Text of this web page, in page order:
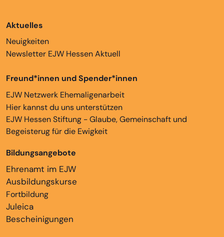
Aktuelles
Neuigkeiten
Newsletter EJW Hessen Aktuell
Freund*innen und Spender*innen
EJW Netzwerk Ehemaligenarbeit
Hier kannst du uns unterstützen
EJW Hessen Stiftung - Glaube, Gemeinschaft und
Begeisterug für die Ewigkeit
Bildungsangebote
Ehrenamt im EJW
Ausbildungskurse
Fortbildung
Juleica
Bescheinigungen